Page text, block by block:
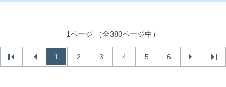
1ページ （全380ページ中）
1 2 3 4 5 6